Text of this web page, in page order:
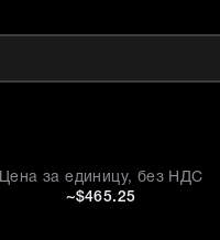
Цена за единицу, без НДС
~$465.25